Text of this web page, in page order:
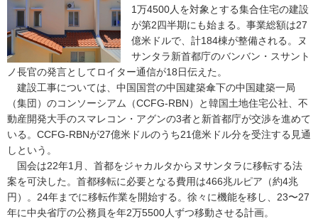
1万4500人を対象とする集合住宅の建設
が第2四半期にも始まる。事業総額は27
億米ドルで、計184棟が整備される。ヌ
サンタラ新首都庁のバンバン・スサント
ノ長官の発言としてロイター通信が18日伝えた。
建設工事については、中国国営の中国建築傘下の中国建築一局
（集団）のコンソーシアム（CCFG-RBN）と韓国土地住宅公社、不
動産開発大手のスマレコン・アグンの3者と新首都庁が交渉を進めて
いる。CCFG-RBNが27億米ドルのうち21億米ドル分を受注する見通
しという。
国会は22年1月、首都をジャカルタからヌサンタラに移転する法
案を可決した。首都移転に必要となる費用は466兆ルピア（約4兆
円）。24年までに移転作業を開始する。徐々に機能を移し、23〜27
年に中央省庁の公務員を年2万5500人ずつ移動させる計画。